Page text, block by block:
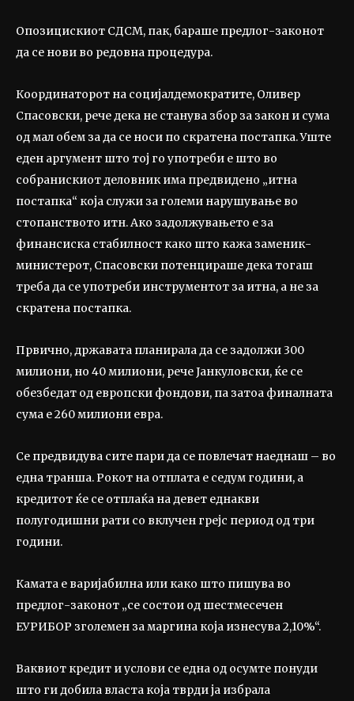
Опозицискиот СДСМ, пак, бараше предлог-законот
да се нови во редовна процедура.
Координаторот на социјалдемократите, Оливер
Спасовски, рече дека не станува збор за закон и сума
од мал обем за да се носи по скратена постапка. Уште
еден аргумент што тој го употреби е што во
собранискиот деловник има предвидено „итна
постапка“ која служи за големи нарушување во
стопанството итн. Ако задолжувањето е за
финансиска стабилност како што кажа заменик-
министерот, Спасовски потенцираше дека тогаш
треба да се употреби инструментот за итна, а не за
скратена постапка.
Првично, државата планирала да се задолжи 300
милиони, но 40 милиони, рече Јанкуловски, ќе се
обезбедат од европски фондови, па затоа финалната
сума е 260 милиони евра.
Се предвидува сите пари да се повлечат наеднаш – во
една транша. Рокот на отплата е седум години, а
кредитот ќе се отплаќа на девет еднакви
полугодишни рати со вклучен грејс период од три
години.
Камата е варијабилна или како што пишува во
предлог-законот „се состои од шестмесечен
ЕУРИБОР зголемен за маргина која изнесува 2,10%“.
Ваквиот кредит и услови се една од осумте понуди
што ги добила власта која тврди ја избрала